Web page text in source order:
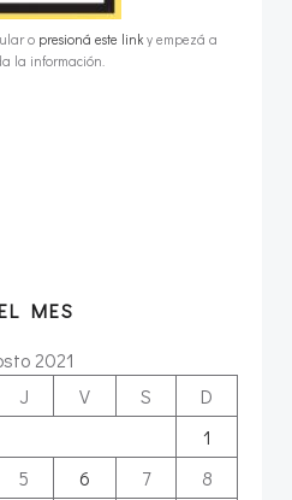
o presioná este link y empezá a
la información.
MES
2021
J V S
D
1
5 6 7
8